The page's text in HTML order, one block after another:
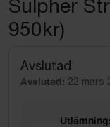
Sulpher
950kr)
Avslutad
Avslutad: 22 mars
Utlämning: